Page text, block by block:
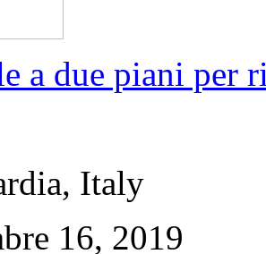
a due piani per
Italy
16, 2019